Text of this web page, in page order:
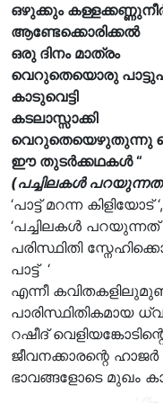
ഒഴുക്കും
ആണ്ടേക്കൊരിക്കൽ
ഒരു ദിനം മാത്രം
വെറുതെയൊരു
കാടുവെട്ടി
കടലാസ്സാക്കി
വെറുതെയെഴുതുന്നു
ഈ തുടർക്കഥകൾ “
(പച്ചിലകൾ
‘പാട്ട് മറന്ന കിളിയോട് ‘,
‘പച്ചിലകൾ പറയുന്നത് ,
പരിസ്ഥിതി
പാട്ട് ‘
എന്നീ
പാരിസ്ഥിതികമായ
റഷീദ്
ജീവനക്കാരന്റെ
ഭാവങ്ങളോടെ മുഖം